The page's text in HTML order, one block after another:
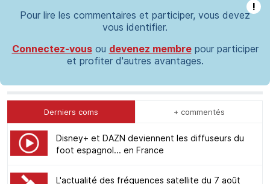
!
Pour lire les commentaires et participer, vous devez
vous identifier.
Connectez-vousou devenez membrepour participer
et profiter d'autres avantages.
Derniers coms + commentés
Disney+ et DAZN deviennent les diffuseurs du
foot espagnol... en France
L'actualité des fréquences satellite du 7 août